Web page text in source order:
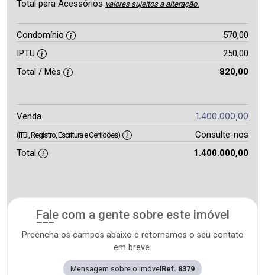
Total para Acessórios valores sujeitos a alteração.
Condomínio
570,00
IPTU
250,00
Total / Mês
820,00
Venda 1.400.000,00
(ITBI, Registro, Escritura e Certidões)
Consulte-nos
Total
1.400.000,00
Fale com a gente sobre este imóvel
Preencha os campos abaixo e retornamos o seu contato
em breve.
Mensagem sobre o imóvel Ref. 8379